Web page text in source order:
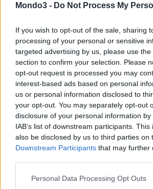
Mondo3 - Do Not Process My
If you wish to opt-out of the sale, sharing
processing of your personal or sensitive
targeted advertising by us, please use
section to confirm your selection. Please
opt-out request is processed you may
interest-based ads based on personal
us or personal information disclosed to
your opt-out. You may separately opt-out
disclosure of your personal information
IAB’s list of downstream participants.
also be disclosed by us to third parties on
Downstream Participants that may further
Personal Data Processing Opt Outs
Chi può partecipare?Tutti i
Global.
Il primo giorno di validità del pass deve
luglio 2013. Ciascun possessore di pass può
volta.
CONDIVIDI QUESTO ARTICOLO:
E-mail LinkedIn
X Mastodon